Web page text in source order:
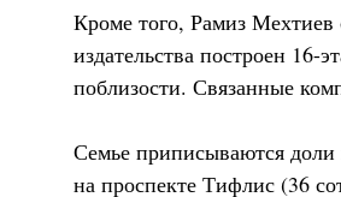
Кроме того, Рамиз Мехтиев
издательства построен
поблизости. Связанные
Семье приписываются доли
на проспекте Тифлис (36